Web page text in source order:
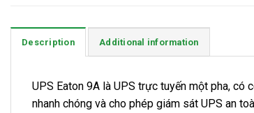
Description Additional information
UPS Eaton 9A là UPS trực tuyến một pha, có
nhanh chóng và cho phép giám sát UPS an